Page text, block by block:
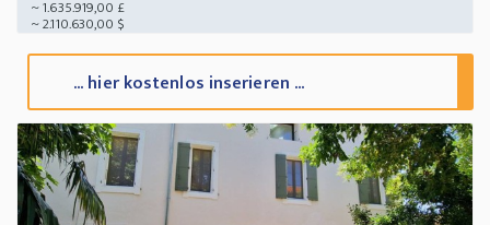
~ 1.635.919,00 £
~ 2.110.630,00 $
... hier kostenlos inserieren ...